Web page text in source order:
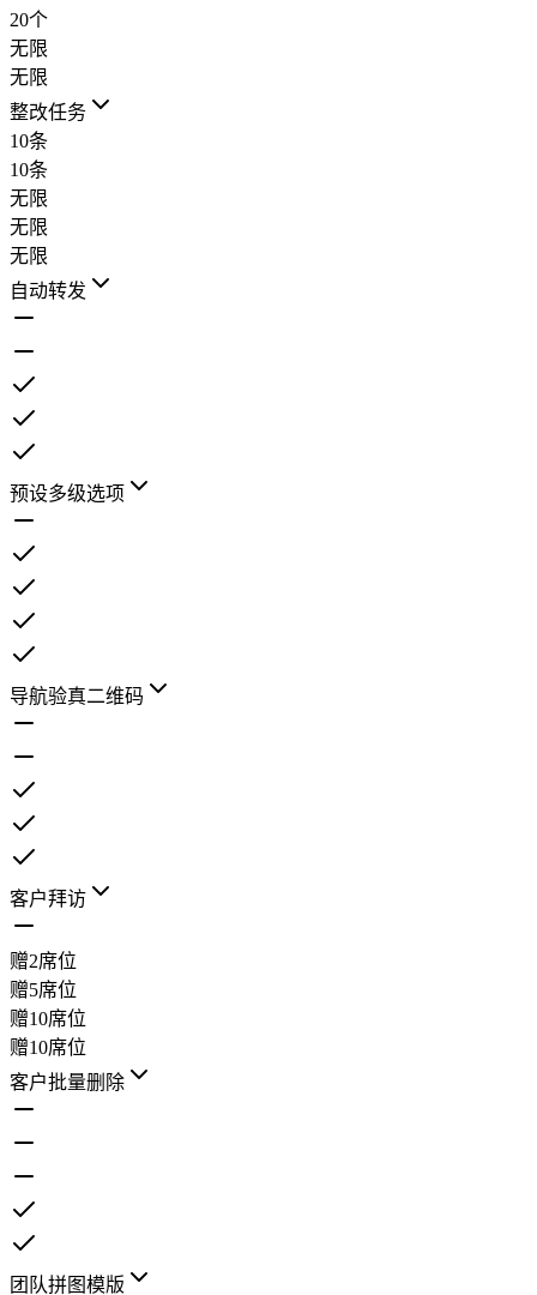
20个
无限
无限
整改任务
10条
10条
无限
无限
无限
自动转发
预设多级选项
导航验真二维码
客户拜访
赠2席位
赠5席位
赠10席位
赠10席位
客户批量删除
团队拼图模版